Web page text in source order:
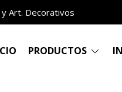
y Art. Decorativos
PRODUCTOS